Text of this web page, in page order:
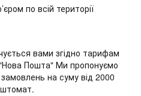
по всій території
вами згідно тарифам
"Нова Пошта" Ми пропонуємо
на суму від 2000